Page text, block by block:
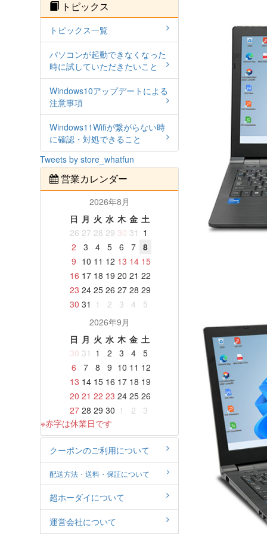
トピックス
トピックス一覧
パソコンが起動できなくなった
時に試していただきたいこと
Windows10アップデートによる
注意事項
Windows11Wifiが繋がらない時
に確認・対処できること
Tweets by store_whatfun
営業カレンダー
2026年8月
日 月 火 水 木 金 土
26 27 28 29 30 31 1
2
3 4 5 6 7
8
9 10 11 12 13 14 15
16 17 18 19 20 21 22
23 24 25 26 27 28 29
30 31 1 2 3 4
5
2026年9月
日 月 火 水 木 金 土
30 31 1 2 3 4
5
6
7 8 9 10 11 12
13 14 15 16 17 18 19
20 21 22 23 24 25 26
27 28 29 30 1 2
3
※赤字は休業日です
クーポンのご利用について
配送方法・送料・保証について
超ホーダイについて
運営会社について